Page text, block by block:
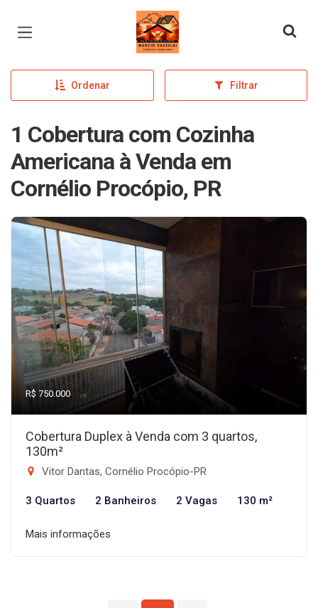
Página inicial
Ordenar Filtrar
1 Cobertura com Cozinha
Americana à Venda em
Cornélio Procópio, PR
R$ 750.000
Cobertura Duplex à Venda com 3 quartos,
130m²
Vitor Dantas, Cornélio Procópio-PR
3 Quartos 2 Banheiros 2 Vagas 130 m²
Mais informações